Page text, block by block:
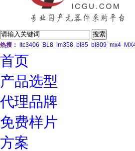
热搜： ltc3406 BL8 lm358 bl85 bl809 mx4
首页
产品选型
代理品牌
免费样片
方案